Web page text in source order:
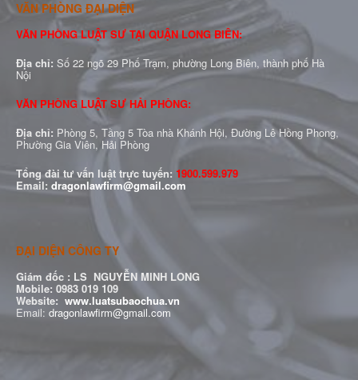
VĂN PHÒNG ĐẠI DIỆN
VĂN PHÒNG LUẬT SƯ TẠI QUẬN LONG BIÊN:
Địa chỉ: Số 22 ngõ 29 Phố Trạm, phường Long Biên, thành phố Hà
Nội
VĂN PHÒNG LUẬT SƯ HẢI PHÒNG:
Địa chỉ: Phòng 5, Tầng 5 Tòa nhà Khánh Hội, Đường Lê Hồng Phong,
Phường Gia Viên, Hải Phòng
Tổng đài tư vấn luật trực tuyến: 1900.599.979
Email: dragonlawfirm@gmail.com
ĐẠI DIỆN CÔNG TY
Giám đốc : LS NGUYỄN MINH LONG
Mobile: 0983 019 109
Website: www.luatsubaochua.vn
Email: dragonlawfirm@gmail.com